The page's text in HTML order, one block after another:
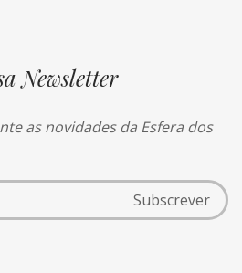
Newsletter
as novidades da Esfera dos